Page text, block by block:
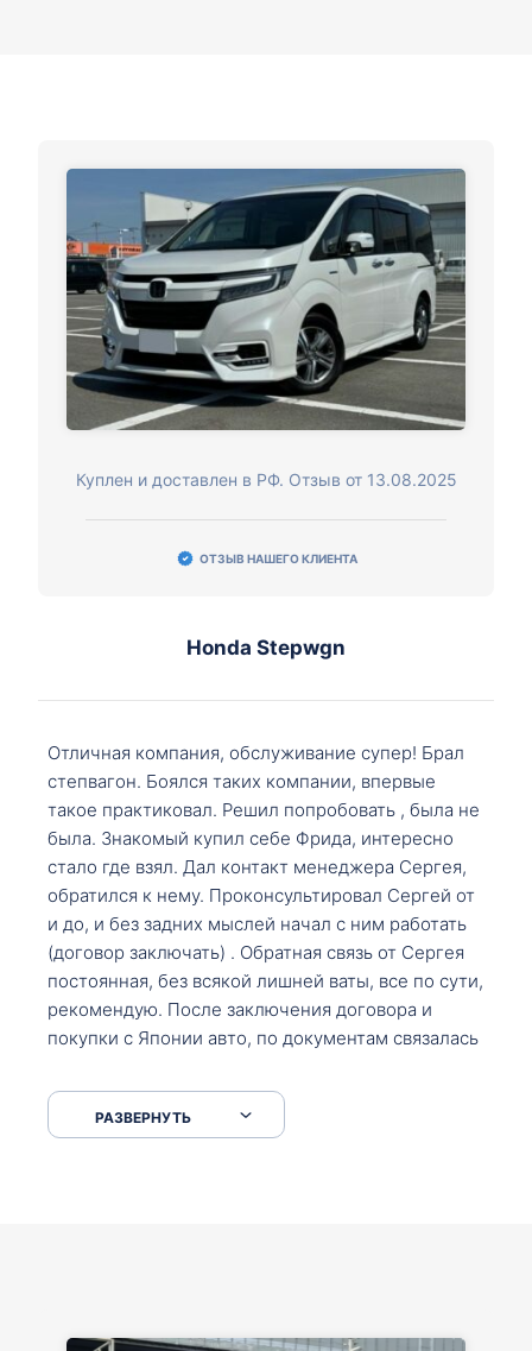
Куплен и доставлен в РФ. Отзыв от 13.08.2025
ОТЗЫВ НАШЕГО КЛИЕНТА
Honda Stepwgn
Отличная компания, обслуживание супер! Брал
степвагон. Боялся таких компании, впервые
такое практиковал. Решил попробовать , была не
была. Знакомый купил себе Фрида, интересно
стало где взял. Дал контакт менеджера Сергея,
обратился к нему. Проконсультировал Сергей от
и до, и без задних мыслей начал с ним работать
(договор заключать) . Обратная связь от Сергея
постоянная, без всякой лишней ваты, все по сути,
рекомендую. После заключения договора и
покупки с Японии авто, по документам связалась
что заполнить, куда зайти, образцы и т.д. После
приехал за авто. Меня тепло встретили Сергей с
РАЗВЕРНУТЬ